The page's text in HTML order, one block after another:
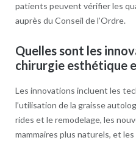
patients peuvent vérifier les
auprès du Conseil de l’Ordre.
Quelles sont les
chirurgie esthétique
Les innovations incluent les
l’utilisation de la graisse
rides et le remodelage, les
mammaires plus naturels, et